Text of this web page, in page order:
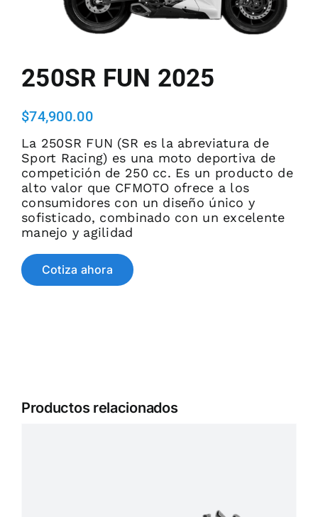
EVENTOS DE ADJUDICACION
PREGUNTAS FRECUENTES
250SR FUN 2025
$74,900.00
La 250SR FUN (SR es la abreviatura de
Sport Racing) es una moto deportiva de
competición de 250 cc. Es un producto de
alto valor que CFMOTO ofrece a los
consumidores con un diseño único y
sofisticado, combinado con un excelente
manejo y agilidad
Cotiza ahora
Productos relacionados